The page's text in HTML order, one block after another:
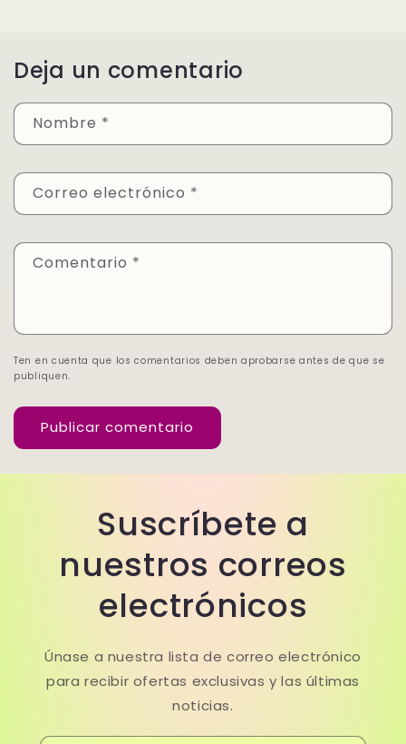
Deja un comentario
Nombre *
Correo electrónico *
Comentario *
Ten en cuenta que los comentarios deben aprobarse antes de que se
publiquen.
Suscríbete a
nuestros correos
electrónicos
Únase a nuestra lista de correo electrónico
para recibir ofertas exclusivas y las últimas
noticias.